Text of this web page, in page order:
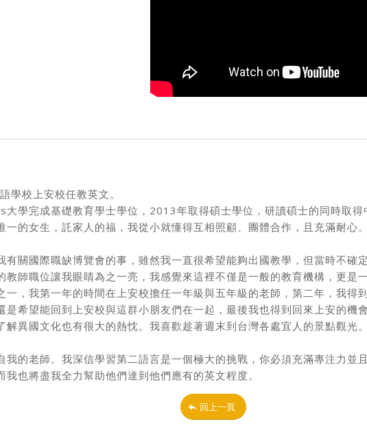
校上安校任教英文。
學完成基礎教育學士學位，2013年取得碩士學位，研讀碩士的同時取得
的女生，託家人的福，我從小就懂得互相照顧、團體合作，且充滿耐心
關國際職缺博覽會的事，雖然我一直很希望能夠出國教學，但當時不確
師職位讓我眼睛為之一亮，我感覺來這裡不僅是一般的教育機構，更是
，我第一年的時間在上安校擔任一年級與五年級的老師，第二年，我得
希望能回到上安校與這群小朋友們在一起，最後我也得到回來上安的機
異國文化也有很大的熱忱。我喜歡趁著週末到台灣各處宜人的景點觀光
的老師。我深信學習第二語言是一個極大的挑戰，你必須充滿專注力並
也將盡我全力幫助他們達到他們應有的英文程度。
回上一頁